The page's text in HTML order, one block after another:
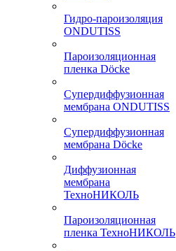
Гидро-пароизоляция
ONDUTISS
Пароизоляционная
пленка Döcke
Супердиффузионная
мембрана ONDUTISS
Супердиффузионная
мембрана Döcke
Диффузионная
мембрана
ТехноНИКОЛЬ
Пароизоляционная
пленка ТехноНИКОЛЬ